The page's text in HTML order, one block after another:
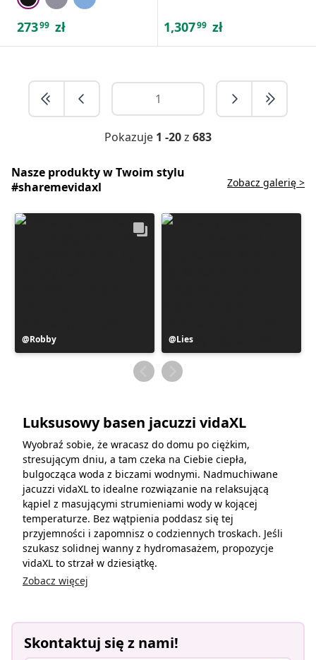
27399 zł 1,30799 zł
Pokazuje 1 -20z 683
Nasze produkty w Twoim stylu
#sharemevidaxl
Zobacz galerię >
Post
opublikowany
Robby
Post
opublikowany
przez
Lies
Luksusowy basen jacuzzi vidaXL
Wyobraź sobie, że wracasz do domu po ciężkim,
stresującym dniu, a tam czeka na Ciebie ciepła,
bulgocząca woda z biczami wodnymi. Nadmuchiwane
jacuzzi vidaXL to idealne rozwiązanie na relaksującą
kąpiel z masującymi strumieniami wody w kojącej
temperaturze. Bez wątpienia poddasz się tej
przyjemności i zapomnisz o codziennych troskach. Jeśli
szukasz solidnej wanny z hydromasażem, propozycje
vidaXL to strzał w dziesiątkę.
Zobacz więcej
Skontaktuj się z nami!